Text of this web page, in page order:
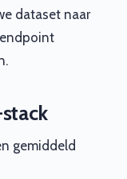
dataset naar
gemiddeld